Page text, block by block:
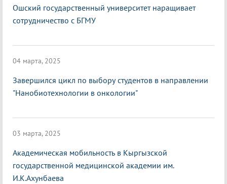
Ошский государственный университет наращивает
сотрудничество с БГМУ
04 марта, 2025
Завершился цикл по выбору студентов в направлении
"Нанобиотехнологии в онкологии"
03 марта, 2025
Академическая мобильность в Кыргызской
государственной медицинской академии им.
И.К.Ахунбаева